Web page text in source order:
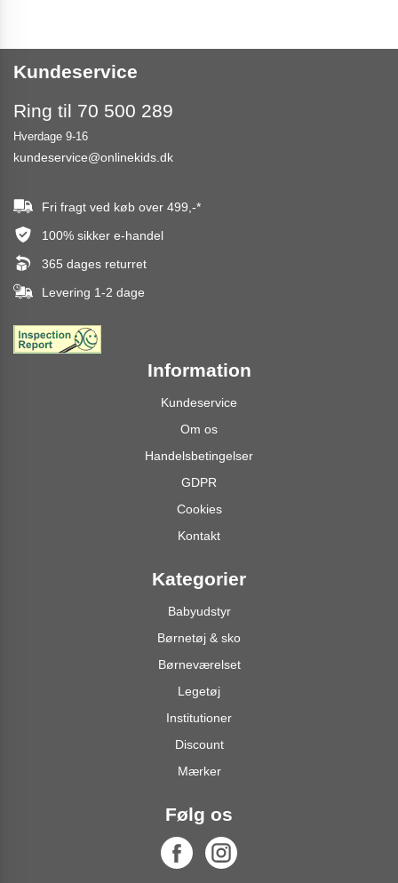
Kundeservice
Ring til 70 500 289
Hverdage 9-16
kundeservice@onlinekids.dk
Fri fragt ved køb over 499,-*
100% sikker e-handel
365 dages returret
Levering 1-2 dage
Information
Kundeservice
Om os
Handelsbetingelser
GDPR
Cookies
Kontakt
Kategorier
Babyudstyr
Børnetøj & sko
Børneværelset
Legetøj
Institutioner
Discount
Mærker
Følg os